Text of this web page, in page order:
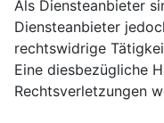
Als Diensteanbieter
Diensteanbieter
rechtswidrige
Eine diesbezügliche
Rechtsverletzungen